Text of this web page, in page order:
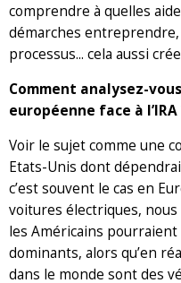
comprendre à quelles
démarches
processus... cela aussi
Comment analysez-
européenne face à l’IRA
Voir le sujet comme une
Etats-Unis dont
c’est souvent le cas en
voitures électriques, nous
les Américains
dominants, alors qu’en
dans le monde sont des